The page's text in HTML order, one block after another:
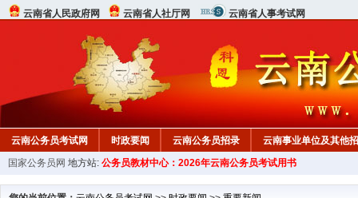
云南省人民政府网 云南省人社厅网 云南省人事考试网
云南公务员考试网 时政要闻 云南公务员招录
云南事业单位及其他
国家公务员网 地方站: 公务员教材中心：2026年云南公务员考试用书